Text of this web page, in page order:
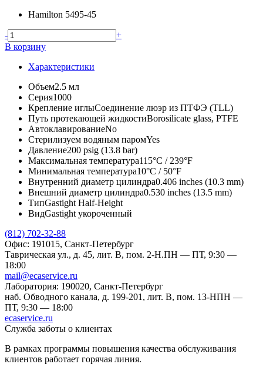
Hamilton 5495-45
-
+
В корзину
Характеристики
Объем2.5 мл
Серия1000
Крепление иглыСоединение люэр из ПТФЭ (TLL)
Путь протекающей жидкостиBorosilicate glass, PTFE
АвтоклавированиеNo
Стерилизуем водяным паромYes
Давление200 psig (13.8 bar)
Максимальная температура115°C / 239°F
Минимальная температура10°C / 50°F
Внутренний диаметр цилиндра0.406 inches (10.3 mm)
Внешний диаметр цилиндра0.530 inches (13.5 mm)
ТипGastight Half-Height
ВидGastight укороченный
(812) 702-32-88
Офис: 191015, Санкт-Петербург
Таврическая ул., д. 45, лит. В, пом. 2-Н.ПН — ПТ, 9:30 —
18:00
mail@ecaservice.ru
Лаборатория: 190020, Санкт-Петербург
наб. Обводного канала, д. 199-201, лит. В, пом. 13-НПН —
ПТ, 9:30 — 18:00
ecaservice.ru
Служба заботы о клиентах
В рамках программы повышения качества обслуживания
клиентов работает горячая линия.